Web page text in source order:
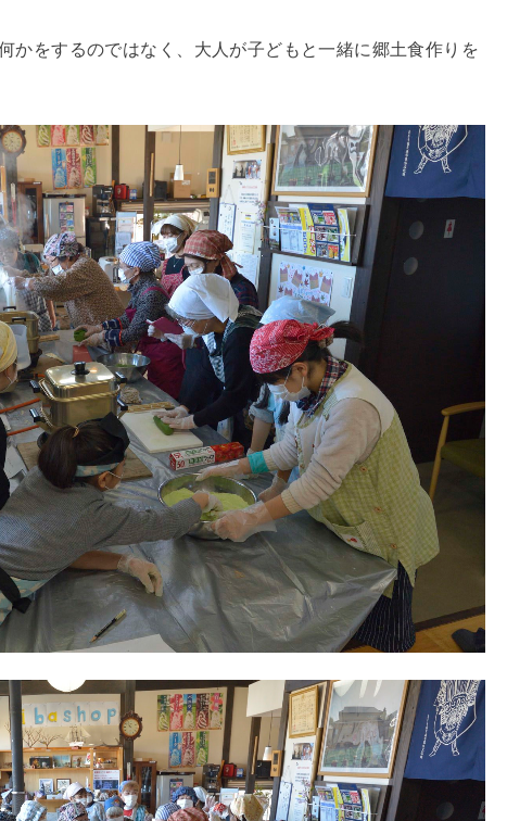
かをするのではなく、大人が子どもと一緒に郷土食作りを